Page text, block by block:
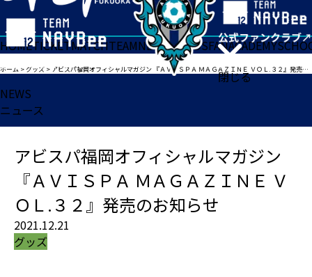
閉じる
HOMETICKETMATCHTEAMNEWSGOODSFANACADEMY
ホーム >グッズ > アビスパ福岡オフィシャルマガジン 『ＡＶＩＳＰＡ ＭＡＧＡＺＩＮＥ ＶＯＬ.３２』発売のお知らせ
NEWS
ニュース
アビスパ福岡オフィシャルマガジン
『ＡＶＩＳＰＡ ＭＡＧＡＺＩＮＥ Ｖ
ＯＬ.３２』発売のお知らせ
2021.12.21
グッズ